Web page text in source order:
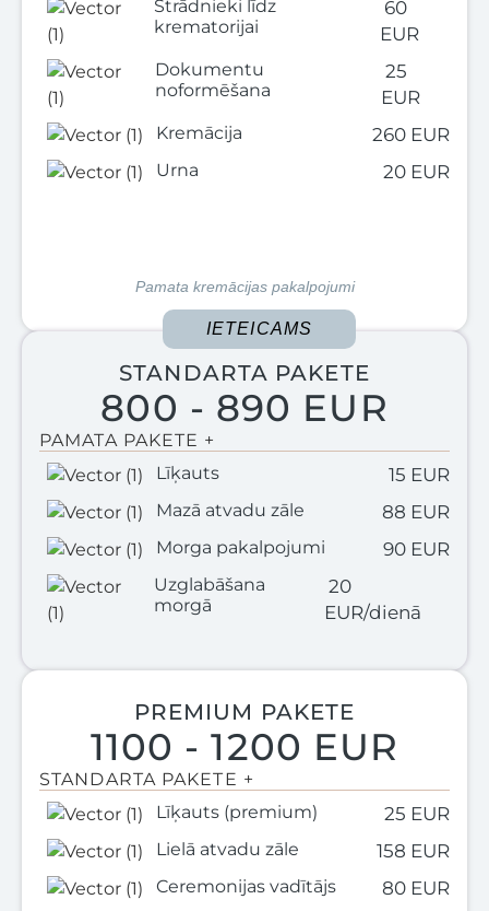
Strādnieki līdz
krematorijai
60
EUR
Dokumentu
noformēšana
25
EUR
Kremācija 260 EUR
Urna 20 EUR
Pamata kremācijas pakalpojumi
IETEICAMS
STANDARTA PAKETE
800 - 890 EUR
PAMATA PAKETE +
Līķauts
15 EUR
Mazā atvadu zāle 88 EUR
Morga pakalpojumi 90 EUR
Uzglabāšana
morgā
20
EUR/dienā
PREMIUM PAKETE
1100 - 1200 EUR
STANDARTA PAKETE +
Līķauts (premium)
25 EUR
Lielā atvadu zāle 158 EUR
Ceremonijas vadītājs 80 EUR